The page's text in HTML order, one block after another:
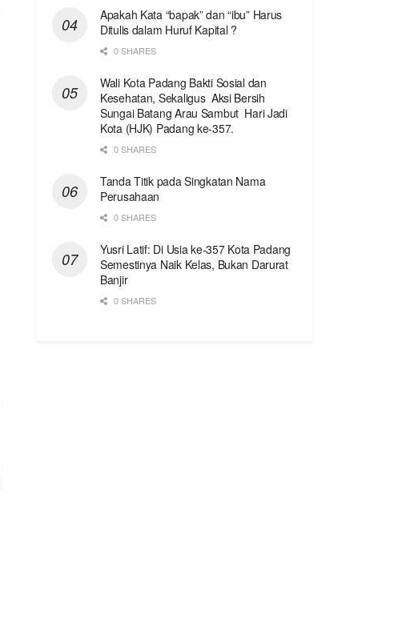
Apakah Kata “bapak” dan “ibu” Harus
Ditulis dalam Huruf Kapital ?
0 SHARES
Wali Kota Padang Bakti Sosial dan
Kesehatan, Sekaligus Aksi Bersih
Sungai Batang Arau Sambut Hari Jadi
Kota (HJK) Padang ke-357.
0 SHARES
Tanda Titik pada Singkatan Nama
Perusahaan
0 SHARES
Yusri Latif: Di Usia ke-357 Kota Padang
Semestinya Naik Kelas, Bukan Darurat
Banjir
0 SHARES